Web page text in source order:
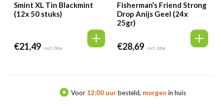
Smint XL Tin Blackmint
(12x 50 stuks)
€21,49 incl. btw
Fisherman’s Friend Strong
Drop Anijs Geel (24x
25gr)
€28,69 incl. btw
Voor12:00 uurbesteld,morgenin huis